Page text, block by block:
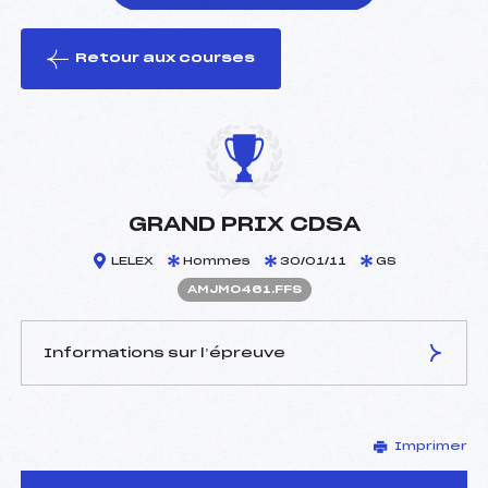
le ski
Retour aux courses
GRAND PRIX CDSA
LELEX Hommes 30/01/11 GS
AMJM0461.FFS
Informations sur l’épreuve
ROUSSEAUX JACKY (MJ)
Arbitre :
BLANCHARD RAYMOND
Imprimer